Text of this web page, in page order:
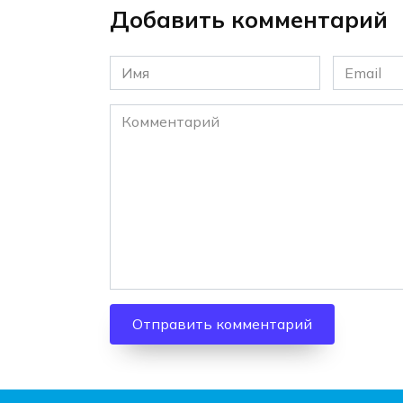
Добавить комментарий
Имя
*
Email
*
Комментарий